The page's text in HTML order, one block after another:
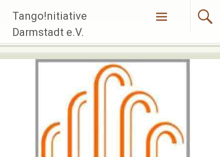
Inhalt
springen
Tango!nitiative
Darmstadt e.V.